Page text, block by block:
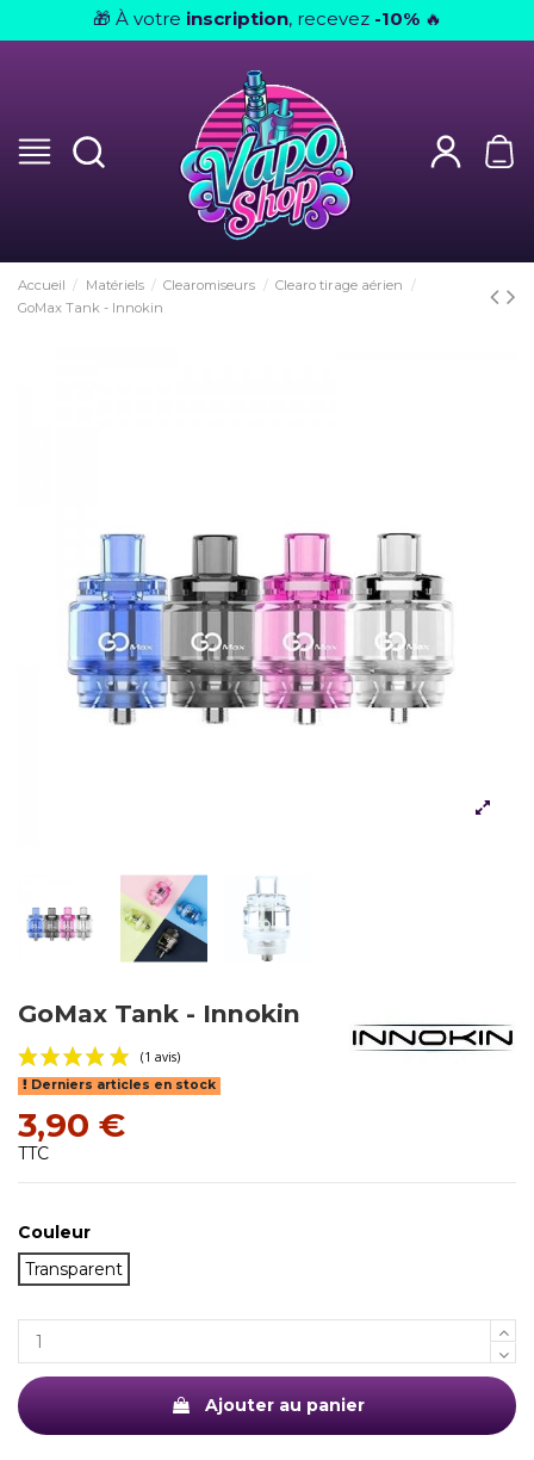
🎁 À votre inscription, recevez -10% 🔥
Accueil Matériels Clearomiseurs
Clearo tirage aérien
GoMax Tank - Innokin
GoMax Tank - Innokin
Derniers articles en stock
3,90 €
TTC
Couleur
Transparent
Ajouter au panier